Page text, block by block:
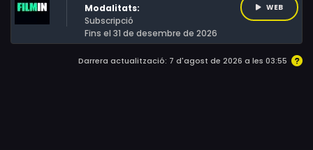
Modalitats:
Subscripció
Fins el 31 de desembre de 2026
WEB
Darrera actualització: 7 d'agost de 2026 a les 03:55